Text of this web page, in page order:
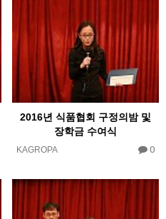
2016년 식품협회 구정의밤 및
장학금 수여식
KAGROPA 0